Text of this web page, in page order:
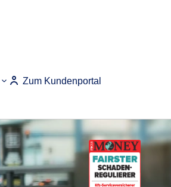
Zum Kundenportal